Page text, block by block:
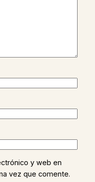
y web en
vez que comente.